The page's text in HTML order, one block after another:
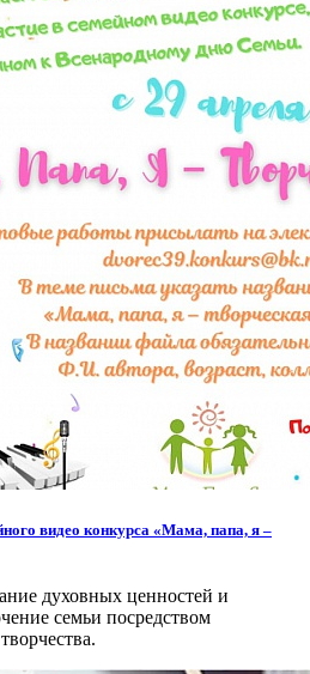
видео конкурса «Мама, папа, я –
духовных ценностей и
семьи посредством